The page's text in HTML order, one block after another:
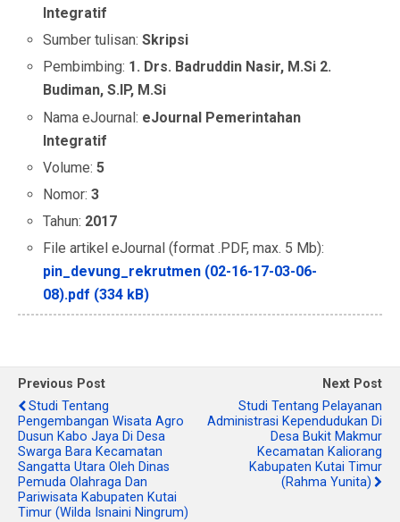
Integratif
Sumber tulisan:Skripsi
Pembimbing: 1. Drs. Badruddin Nasir, M.Si 2.
Budiman, S.IP, M.Si
Nama eJournal: eJournal Pemerintahan
Integratif
Volume:5
Nomor:3
Tahun: 2017
File artikel eJournal (format .PDF, max. 5 Mb):
pin_devung_rekrutmen (02-16-17-03-06-
08).pdf (334 kB)
Previous Post
Studi Tentang
Pengembangan Wisata Agro
Dusun Kabo Jaya Di Desa
Swarga Bara Kecamatan
Sangatta Utara Oleh Dinas
Pemuda Olahraga Dan
Pariwisata Kabupaten Kutai
Timur (Wilda Isnaini Ningrum)
Next Post
Studi Tentang Pelayanan
Administrasi Kependudukan Di
Desa Bukit Makmur
Kecamatan Kaliorang
Kabupaten Kutai Timur
(Rahma Yunita)